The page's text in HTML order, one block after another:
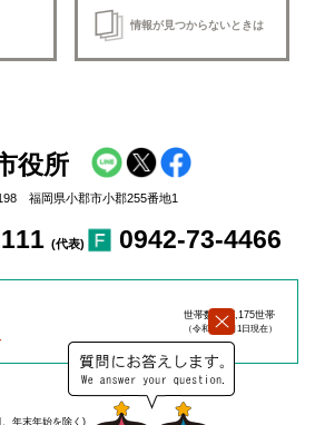
情報が見つからないときは
役所
福岡県小郡市小郡255番地1
(代表) 0942-73-4466
世帯数：27,175世帯
（令和8年8月1日現在）
年末年始を除く)